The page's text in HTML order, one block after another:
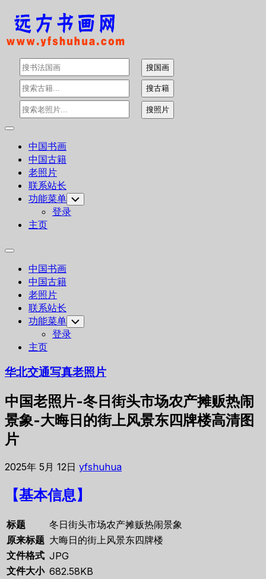
Skip
content
Expand
中国书画
中国古籍
老照片
联系站长
功能菜单 Toggle
Child
Menu
登录
主页
Expand
中国书画
中国古籍
老照片
联系站长
功能菜单 Toggle
Child
Menu
登录
主页
华北交通写真老照片
中国老照片-冬日街头市场农产摊贩热闹
景象-大晦日的街上风景东四牌楼高清图
片
2025年 5月 12日 yfshuhua
【基本信息】
标题
冬日街头市场农产摊贩热闹景象
原来标题 大晦日的街上风景东四牌楼
文件格式 JPG
文件大小 682.58KB